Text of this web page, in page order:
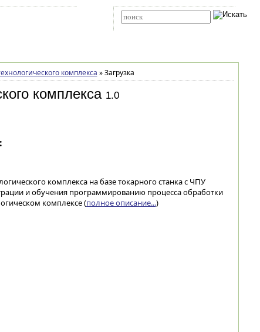
комплекса »Загрузка
комплекса 1.0
комплекса на базе токарного станка с ЧПУ
и обучения программированию процесса обработки
комплексе (полное описание...)